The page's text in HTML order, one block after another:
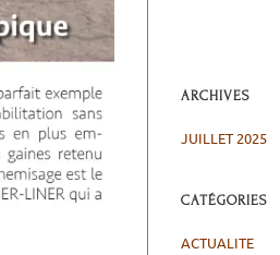
ARCHIVES
JUILLET 2025
CATÉGORIES
ACTUALITE